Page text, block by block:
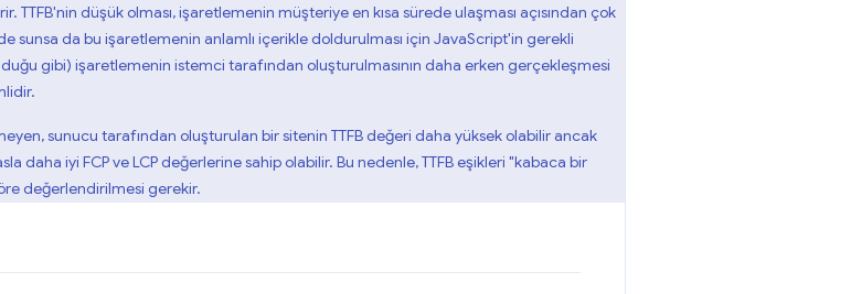
düşük olması, işaretlemenin müşteriye en kısa sürede ulaşması açısından çok
sunsa da bu işaretlemenin anlamlı içerikle doldurulması için JavaScript'in gerekli
gibi) işaretlemenin istemci tarafından oluşturulmasının daha erken gerçekleşmesi
sunucu tarafından oluşturulan bir sitenin TTFB değeri daha yüksek olabilir ancak
daha iyi FCP ve LCP değerlerine sahip olabilir. Bu nedenle, TTFB eşikleri "kabaca bir
değerlendirilmesi gerekir.